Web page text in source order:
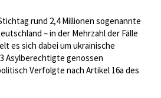
rund 2,4 Millionen sogenannte
– in der Mehrzahl der Fälle
es sich dabei um ukrainische
Asylberechtigte genossen
Verfolgte nach Artikel 16a des